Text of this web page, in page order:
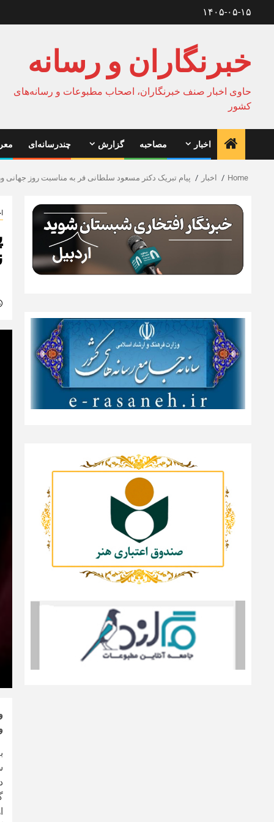
۱۴۰۵-۰۵-۱۵
خبرنگاران و رسانه
حاوی اخبار صنف خبرنگاران، اصحاب مطبوعات و رسانه‌های
کشور
اخبار مصاحبه گزارش چندرسانه‌ای
Home اخبار پیام تبریک دکتر مسعود سلطانی فر به مناسبت روز